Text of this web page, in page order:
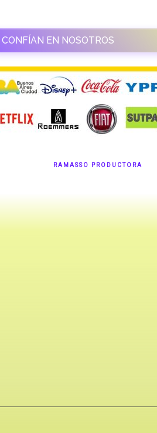
CONFÍAN EN NOSOTROS
RAMASSO PRODUCTORA